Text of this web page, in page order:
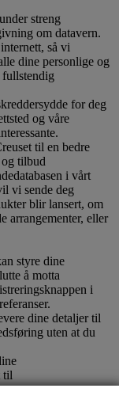
streng
om datavern.
så vi
dine personlige og
for deg
og våre
til en bedre
tilbud
i vårt
vi sende deg
blir lansert, om
arrangementer, eller
styre dine
å motta
i
dine detaljer til
uten at du
til
SIN HELHET